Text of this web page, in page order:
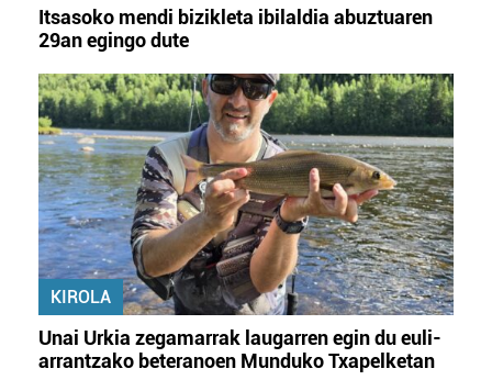
Itsasoko mendi bizikleta ibilaldia abuztuaren
29an egingo dute
KIROLA
Unai Urkia zegamarrak laugarren egin du euli-
arrantzako beteranoen Munduko Txapelketan